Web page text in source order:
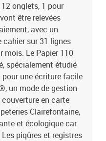
onglets, 1 pour
être relevées
avec un
sur 31 lignes
mois. Le Papier 110
spécialement étudié
pour une écriture facile
un mode de gestion
en carte
Clairefontaine,
et écologique car
piqûres et registres